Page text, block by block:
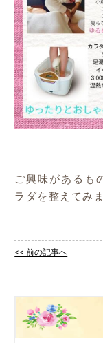
ご興味があるも
ラダを整えてみ
<< 前の記事へ